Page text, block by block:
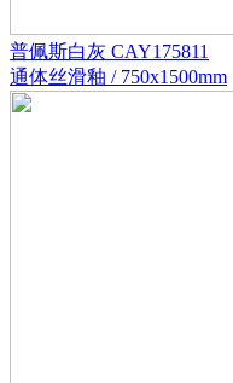
普佩斯白灰 CAY175811
通体丝滑釉 / 750x1500mm